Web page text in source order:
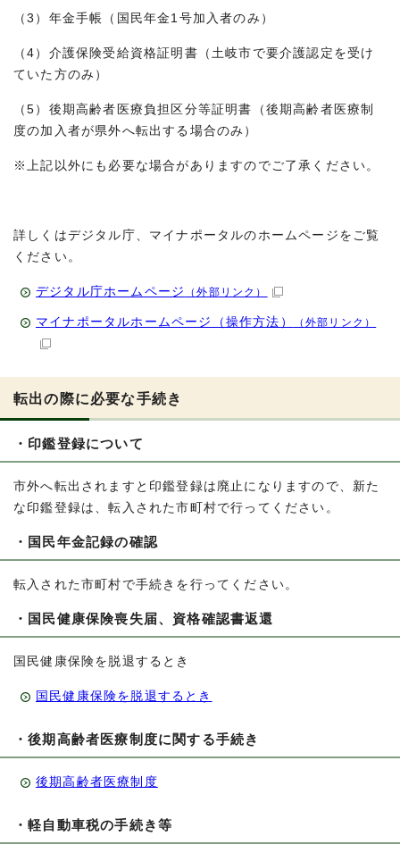
（3）年金手帳（国民年金1号加入者のみ）
（4）介護保険受給資格証明書（土岐市で要介護認定を受け
ていた方のみ）
（5）後期高齢者医療負担区分等証明書（後期高齢者医療制
度の加入者が県外へ転出する場合のみ）
※上記以外にも必要な場合がありますのでご了承ください。
詳しくはデジタル庁、マイナポータルのホームページをご覧
ください。
デジタル庁ホームページ （外部リンク）
マイナポータルホームページ（操作方法） （外部リンク）
転出の際に必要な手続き
・印鑑登録について
市外へ転出されますと印鑑登録は廃止になりますので、新た
な印鑑登録は、転入された市町村で行ってください。
・国民年金記録の確認
転入された市町村で手続きを行ってください。
・国民健康保険喪失届、資格確認書返還
国民健康保険を脱退するとき
国民健康保険を脱退するとき
・後期高齢者医療制度に関する手続き
後期高齢者医療制度
・軽自動車税の手続き等